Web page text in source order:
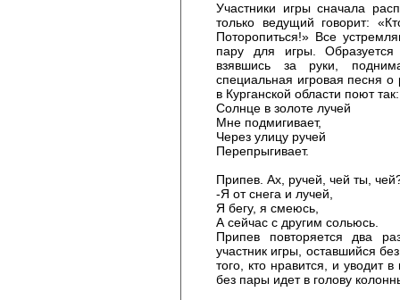
Участники игры сначала
только ведущий говорит:
Поторопиться!» Все
пару для игры.
взявшись за руки,
специальная игровая песня о
в Курганской области поют так:
Солнце в золоте лучей
Мне подмигивает,
Через улицу ручей
Перепрыгивает.
Припев. Ах, ручей, чей ты,
-Я от снега и лучей,
Я бегу, я смеюсь,
А сейчас с другим сольюсь.
Припев повторяется два
участник игры, оставшийся
того, кто нравится, и уводит
без пары идет в голову